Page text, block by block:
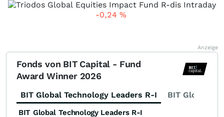
-0,24 %
Anzeige
Fonds von BIT Capital - Fund
Award Winner 2026
BIT Global Technology Leaders R-I BIT Global
BIT Global Technology Leaders R-I